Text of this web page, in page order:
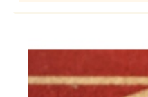
Islas Baleares
La Coruña
La Rioja
Financiación de
Formación